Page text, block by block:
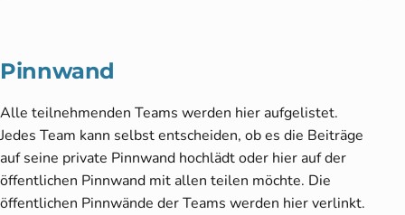
Pinnwand
Alle teilnehmenden Teams werden hier aufgelistet.
Jedes Team kann selbst entscheiden, ob es die Beiträge
auf seine private Pinnwand hochlädt oder hier auf der
öffentlichen Pinnwand mit allen teilen möchte. Die
öffentlichen Pinnwände der Teams werden hier verlinkt.